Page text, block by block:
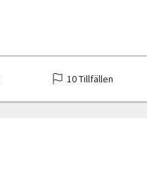
10 Tillfällen